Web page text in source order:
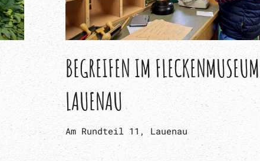
BEGREIFEN IM FLECKENMUSEUM
LAUENAU
Am Rundteil 11, Lauenau